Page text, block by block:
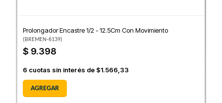
Prolongador Encastre 1/2 - 12.5Cm Con Movimiento
(BREMEN-6139)
$ 9.398
6 cuotas sin interés de $1.566,33
AGREGAR